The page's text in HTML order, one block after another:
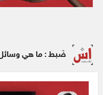
ضَبط : ما هي وسائل